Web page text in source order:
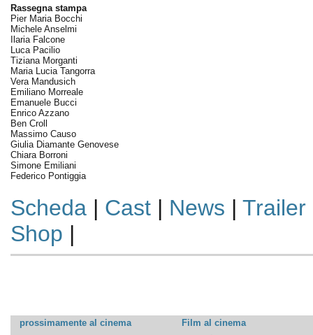
Rassegna stampa
Pier Maria Bocchi
Michele Anselmi
Ilaria Falcone
Luca Pacilio
Tiziana Morganti
Maria Lucia Tangorra
Vera Mandusich
Emiliano Morreale
Emanuele Bucci
Enrico Azzano
Ben Croll
Massimo Causo
Giulia Diamante Genovese
Chiara Borroni
Simone Emiliani
Federico Pontiggia
Scheda| Cast| News | Trailer
Shop |
prossimamente al cinema
Film al cinema